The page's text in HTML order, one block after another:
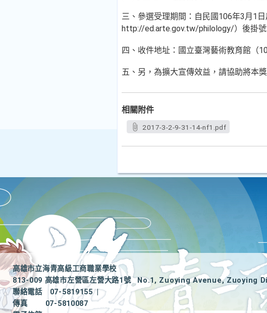
三、參選受理期間：自民國106年3月1
http://ed.arte.gov.tw/philology/）後掛
四、收件地址：國立臺灣藝術教育館（
五、另，為擴大宣傳效益，請協助將本
相關附件
2017-3-2-9-31-14-nf1.pdf
高雄市立海青高級工商職業學校
813-009 高雄市左營區左營大路1號
No.1, Zuoying Avenue, Zuoying
聯絡電話
07-5819155
|
傳真
07-5810087